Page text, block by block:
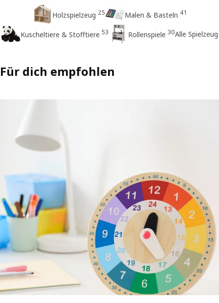
Holzspielzeug 25 Malen & Basteln 41
Kuscheltiere & Stofftiere 53 Rollenspiele 30Alle Spielzeug
Für dich empfohlen